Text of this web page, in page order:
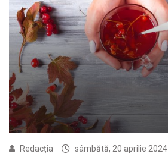
Redacția sâmbătă, 20 aprilie 2024